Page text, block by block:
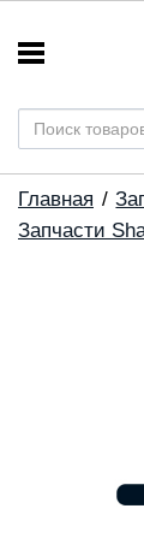
Главная
Запчасти